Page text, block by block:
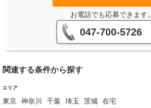
お電話でも応募できます。
047-700-5726
関連する条件から探す
エリア
東京 神奈川 千葉 埼玉 茨城 在宅